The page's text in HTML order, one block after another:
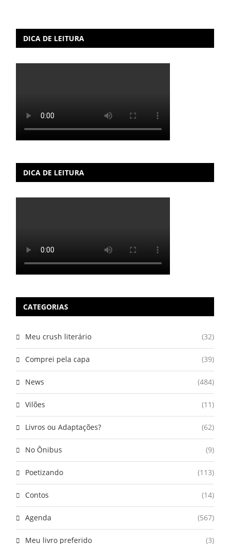
DICA DE LEITURA
DICA DE LEITURA
CATEGORIAS
Meu crush literário (32)
Comprei pela capa (39)
News (484)
Vilões (11)
Livros ou Adaptações? (62)
No Ônibus (9)
Poetizando (113)
Contos (14)
Agenda (567)
Meu livro preferido (3)